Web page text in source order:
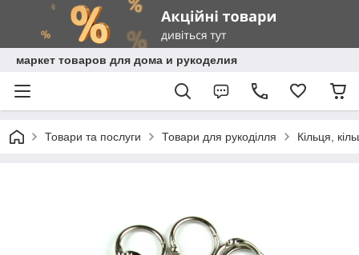
маркет товаров для дома и рукоделия
Товари та послуги Товари для рукоділля Кільця,